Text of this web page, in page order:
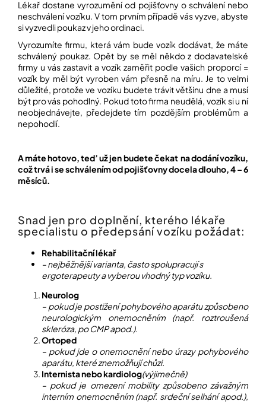
Lékař dostane vyrozumění od pojišťovny o schválení nebo
neschválení vozíku. V tom prvním případě vás vyzve, abyste
si vyzvedli poukaz v jeho ordinaci.
Vyrozumíte firmu, která vám bude vozík dodávat, že máte
schválený poukaz. Opět by se měl někdo z dodavatelské
firmy u vás zastavit a vozík zaměřit podle vašich proporcí =
vozík by měl být vyroben vám přesně na míru. Je to velmi
důležité, protože ve vozíku budete trávit většinu dne a musí
být pro vás pohodlný. Pokud toto firma neudělá, vozík si u ní
neobjednávejte, předejdete tím pozdějším problémům a
nepohodlí.
A máte hotovo, ted’ už jen budete čekat na dodání vozíku,
což trvá i se schválením od pojišťovny docela dlouho, 4 – 6
měsíců.
Snad jen pro doplnění, kterého lékaře
specialistu o předepsání vozíku požádat:
Rehabilitační lékař
– nejběžnější varianta, často spolupracují s
ergoterapeuty a vyberou vhodný typ vozíku.
Neurolog
– pokud je postižení pohybového aparátu způsobeno
neurologickým onemocněním (např. roztroušená
skleróza, po CMP apod.).
Ortoped
– pokud jde o onemocnění nebo úrazy pohybového
aparátu, které znemožňují chůzi.
Internista nebo kardiolog(výjimečně)
– pokud je omezení mobility způsobeno závažným
interním onemocněním (např. srdeční selhání apod.),